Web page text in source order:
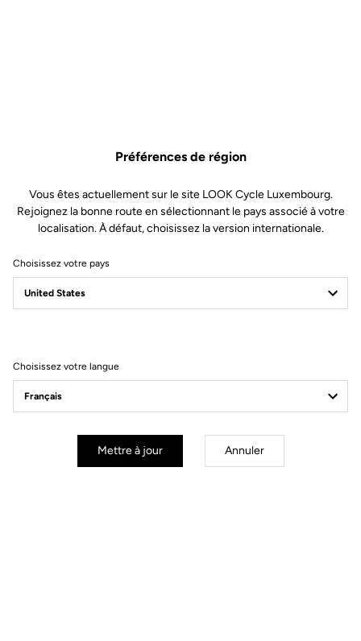
Road Blade
Préférences de région
Vous êtes actuellement sur le site LOOK Cycle Luxembourg.
Rejoignez la bonne route en sélectionnant le pays associé à votre
localisation. À défaut, choisissez la version internationale.
Choisissez votre pays
Choisissez votre langue
Mettre à jour Annuler